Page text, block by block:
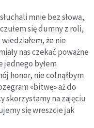
mnie bez słowa,
się dumny z roli,
że nie
nas czekać poważne
byłem
honor, nie cofnąłbym
«bitwę» aż do
skorzystamy na zajęciu
się wreszcie jak